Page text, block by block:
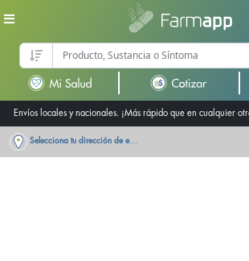
Envíos locales y nacionales. ¡Más rápido que en cualquier
Selecciona tu dirección de entrega